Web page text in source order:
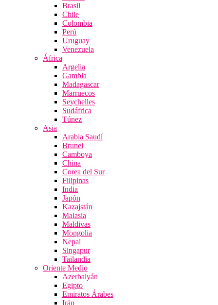
Brasil
Chile
Colombia
Perú
Uruguay
Venezuela
África
Argelia
Gambia
Madagascar
Marruecos
Seychelles
Sudáfrica
Túnez
Asia
Arabia Saudí
Brunei
Camboya
China
Corea del Sur
Filipinas
India
Japón
Kazajstán
Malasia
Maldivas
Mongolia
Nepal
Singapur
Tailandia
Oriente Medio
Azerbaiyán
Egipto
Emiratos Árabes
Irán